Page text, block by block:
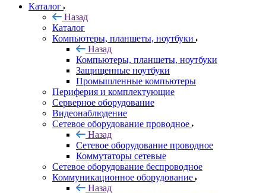
Каталог
Назад
Каталог
Компьютеры, планшеты, ноутбуки
Назад
Компьютеры, планшеты, ноутбуки
Защищенные ноутбуки
Промышленные компьютеры
Периферия и комплектующие
Серверное оборудование
Видеонаблюдение
Сетевое оборудование проводное
Назад
Сетевое оборудование проводное
Коммутаторы сетевые
Сетевое оборудование беспроводное
Коммуникационное оборудование
Назад